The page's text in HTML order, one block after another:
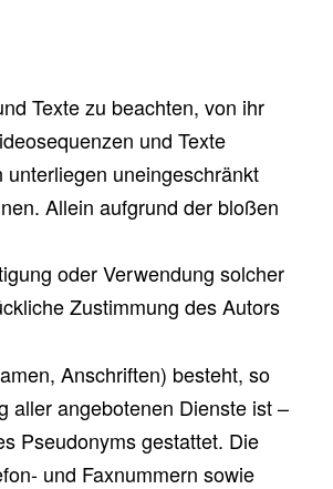
Texte zu beachten, von ihr
und Texte
uneingeschränkt
Allein aufgrund der bloßen
oder Verwendung solcher
Zustimmung des Autors
Anschriften) besteht, so
aller angebotenen Dienste ist –
Pseudonyms gestattet. Die
und Faxnummern sowie